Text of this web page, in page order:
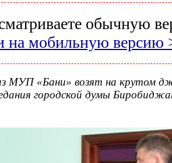
обычную
на мобильную версию
МУП «Бани» возят на крутом
городской думы